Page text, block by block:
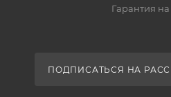
Гарантия на
ПОДПИСАТЬСЯ НА